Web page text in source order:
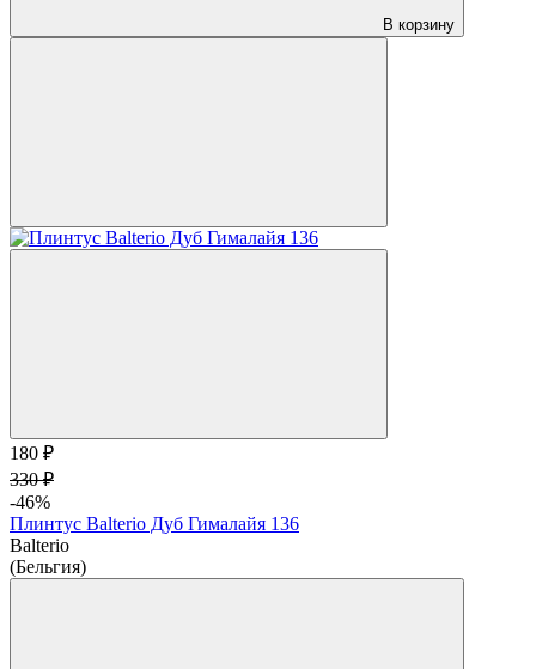
В корзину
180 ₽
330 ₽
-46%
Плинтус Balterio Дуб Гималайя 136
Balterio
(Бельгия)